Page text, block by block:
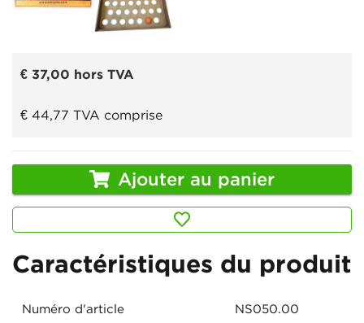
€ 37,00 hors TVA
€ 44,77 TVA comprise
Ajouter au panier
Caractéristiques du produit
Numéro d'article NS050.00